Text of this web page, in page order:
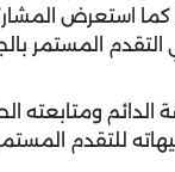
استعرض
التقدم المستمر
ومتابعته
للتقدم